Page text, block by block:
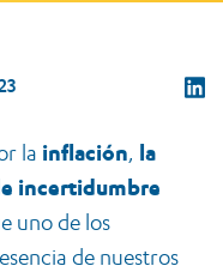
la inflación, la
incertidumbre
uno de los
de nuestros